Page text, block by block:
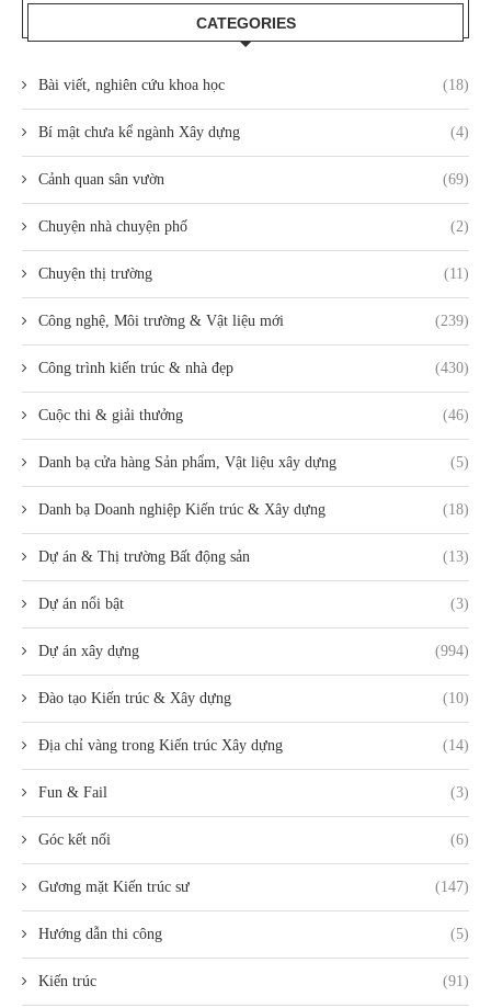
CATEGORIES
Bài viết, nghiên cứu khoa học (18)
Bí mật chưa kể ngành Xây dựng (4)
Cảnh quan sân vườn (69)
Chuyện nhà chuyện phố (2)
Chuyện thị trường (11)
Công nghệ, Môi trường & Vật liệu mới (239)
Công trình kiến trúc & nhà đẹp (430)
Cuộc thi & giải thưởng (46)
Danh bạ cửa hàng Sản phẩm, Vật liệu xây dựng (5)
Danh bạ Doanh nghiệp Kiến trúc & Xây dựng (18)
Dự án & Thị trường Bất động sản (13)
Dự án nổi bật (3)
Dự án xây dựng (994)
Đào tạo Kiến trúc & Xây dựng (10)
Địa chỉ vàng trong Kiến trúc Xây dựng (14)
Fun & Fail (3)
Góc kết nối (6)
Gương mặt Kiến trúc sư (147)
Hướng dẫn thi công (5)
Kiến trúc (91)